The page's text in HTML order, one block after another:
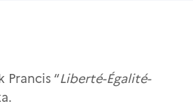
Prancis “Liberté-Égalité-